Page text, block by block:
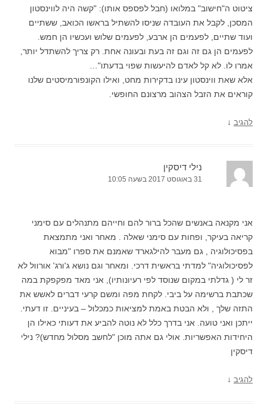
ציטוט ה"חישוב" במלואו (חבל לפספס אותו): "קשה היה לווינסטון
המסכן, לקבל את העובדה שניסו להשתיל בראשו הכואב, ששתיים
ועוד שתיים, לפעמים הן ארבע, לפעמים שלוש ועכשיו הן חמש.
לפעמים הן גם זה וגם זה בעת ובעונה אחת. רק צריך להשתדל יותר,
אמרו לו. לא קל לאדם להיעשות שפוי בדעתו"…
אלא שאת ווינסטון עינו בדקירות מחט, ואילו הקונפורמיסטים שלנו
קוראים את הזבל הצהוב מרצונם החופשי.
להגיב ↓
נילי דיסקין
31 באוגוסט 2017 בשעה 10:05
אני מקנאה באנשים שהכל ברור להם וחייהם מתנהלים עם סימני
קריאה בעיקר, ופחות עם סימני שאלה . מאחר ואני מתמצאת
בפסיכולוגיה , גם מעבר להילגארד שאמנם את ספרו "מבוא
לפסיכולוגיה" למדתי בראשית דרכי. ומאחר וגם נושא ג'ורג' אורוול לא
זר לי ( גדלתי במקום שנוסד לפי רעיונותיו), אני מאד מפקפקת במה
שכתבת ברשימה על ביבי. לקחת מפה ומשם קרעי דברים לאשש את
התזה שלך , ולא הבטת באמת למציאות כמכלול – בעיניים. זו דעתי.
ייתכן ואני טועה. אני בדרך כלל לא נוטה להביע את דעותי כאילו הן
היחידות האפשריות. אולי גם אתה מוכן "לחשב מסלול מחדש)? נילי
דיסקין
להגיב ↓